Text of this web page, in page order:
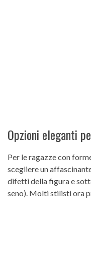
Opzioni eleganti
Per le ragazze con
scegliere un
difetti della figura e
seno). Molti stilisti ora